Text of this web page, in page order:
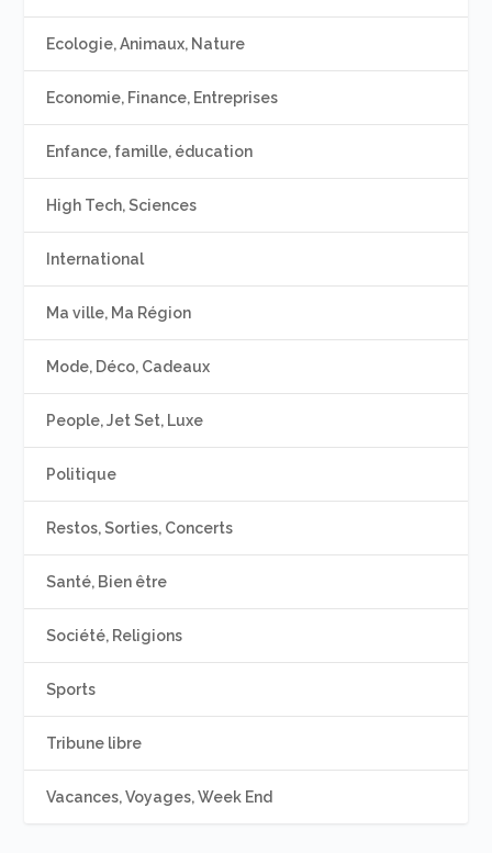
Ecologie, Animaux, Nature
Economie, Finance, Entreprises
Enfance, famille, éducation
High Tech, Sciences
International
Ma ville, Ma Région
Mode, Déco, Cadeaux
People, Jet Set, Luxe
Politique
Restos, Sorties, Concerts
Santé, Bien être
Société, Religions
Sports
Tribune libre
Vacances, Voyages, Week End